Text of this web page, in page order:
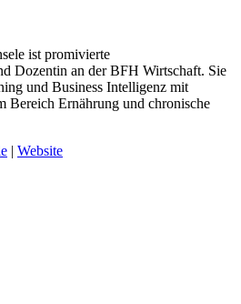
ist promivierte
Dozentin an der BFH Wirtschaft. Sie
und Business Intelligenz mit
Bereich Ernährung und chronische
| Website